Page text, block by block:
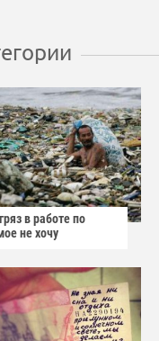
в работе по
не хочу